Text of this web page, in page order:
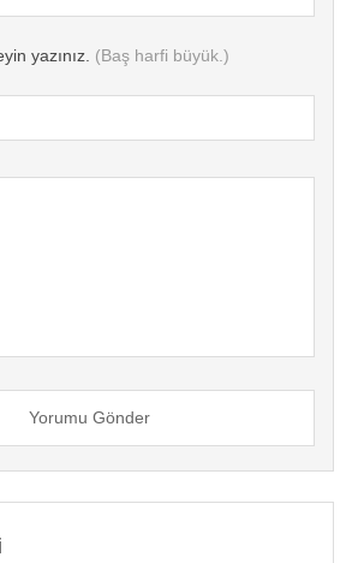
yazınız. (Baş harfi büyük.)
Yorumu Gönder